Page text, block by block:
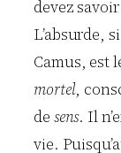
devez
L’absurde,
Camus, est
mortel,
de sens. Il
vie.